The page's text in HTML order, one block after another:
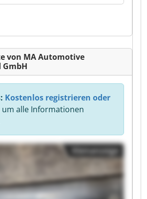
von MA Automotive
Kostenlos registrieren oder
um alle Informationen
Kleinanzeige